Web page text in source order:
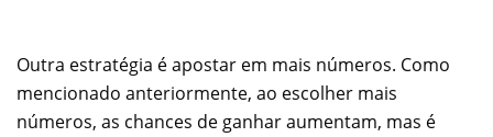
Outra estratégia é apostar em mais números. Como
mencionado anteriormente, ao escolher mais
números, as chances de ganhar aumentam, mas é